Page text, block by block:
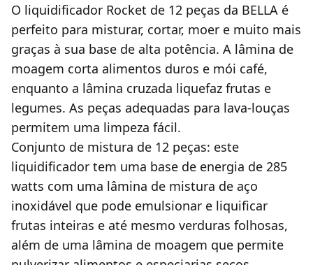
O liquidificador Rocket de 12 peças da BELLA é
perfeito para misturar, cortar, moer e muito mais
graças à sua base de alta potência. A lâmina de
moagem corta alimentos duros e mói café,
enquanto a lâmina cruzada liquefaz frutas e
legumes. As peças adequadas para lava-louças
permitem uma limpeza fácil.
Conjunto de mistura de 12 peças: este
liquidificador tem uma base de energia de 285
watts com uma lâmina de mistura de aço
inoxidável que pode emulsionar e liquificar
frutas inteiras e até mesmo verduras folhosas,
além de uma lâmina de moagem que permite